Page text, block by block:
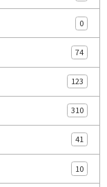
0
74
123
310
41
10